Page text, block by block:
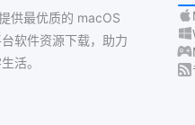
供最优质的 macOS
软件资源下载，助力
活。